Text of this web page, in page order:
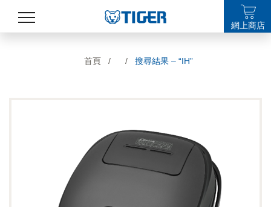
網上商店
首頁 / / 搜尋結果 – “IH”